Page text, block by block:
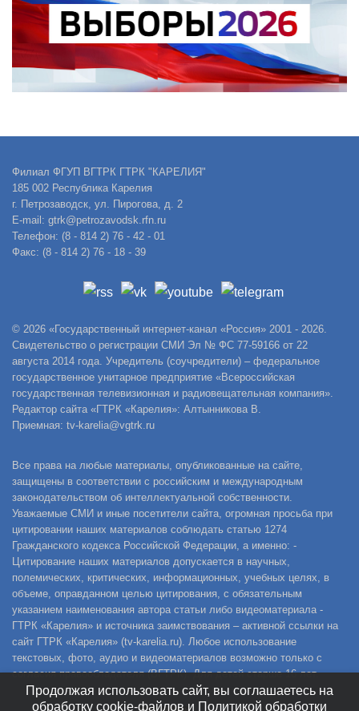
Филиал ФГУП ВГТРК ГТРК "КАРЕЛИЯ"
185 002 Республика Карелия
г. Петрозаводск, ул. Пирогова, д. 2
E-mail: gtrk@petrozavodsk.rfn.ru
Телефон: (8 - 814 2) 76 - 42 - 01
Факс: (8 - 814 2) 76 - 18 - 39
© 2026 «Государственный интернет-канал «Россия» 2001 - 2026.
Свидетельство о регистрации СМИ Эл № ФС 77-59166 от 22
августа 2014 года. Учредитель (соучредители) – федеральное
государственное унитарное предприятие «Всероссийская
государственная телевизионная и радиовещательная компания».
Редактор сайта «ГТРК «Карелия»: Алтынникова В.
Приемная: tv-karelia@vgtrk.ru
Все права на любые материалы, опубликованные на сайте,
защищены в соответствии с российским и международным
законодательством об интеллектуальной собственности.
Уважаемые СМИ и иные посетители сайта, огромная просьба при
цитировании наших материалов соблюдать статью 1274
Гражданского кодекса Российской Федерации, а именно: -
Цитирование наших материалов допускается в научных,
полемических, критических, информационных, учебных целях, в
объеме, оправданном целью цитирования, с обязательным
указанием наименования автора статьи либо видеоматериала -
ГТРК «Карелия» и источника заимствования – активной ссылки на
сайт ГТРК «Карелия» (tv-karelia.ru). Любое использование
текстовых, фото, аудио и видеоматериалов возможно только с
согласия правообладателя (ВГТРК). Для детей старше 16 лет.
Продолжая использовать сайт, вы соглашаетесь на
обработку cookie-файлов и Политикой обработки